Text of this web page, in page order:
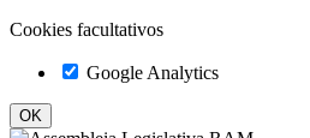
Cookies facultativos
Google Analytics